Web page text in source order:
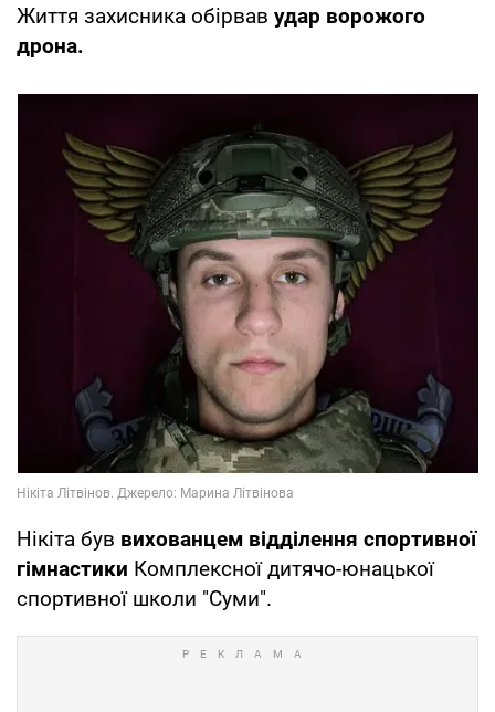
Життя захисника обірвав удар ворожого
дрона.
Нікіта був вихованцем відділення спортивної
гімнастики Комплексної дитячо-юнацької
спортивної школи "Суми".